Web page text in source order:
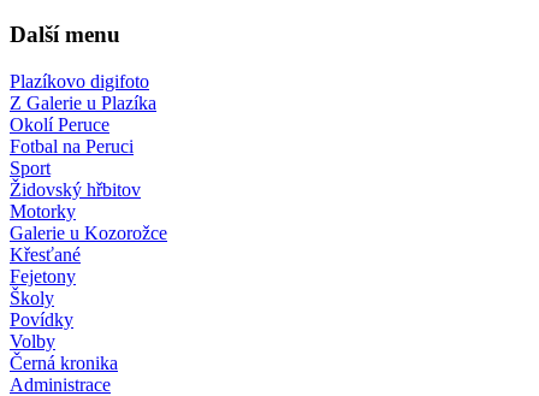
Další menu
Plazíkovo digifoto
Z Galerie u Plazíka
Okolí Peruce
Fotbal na Peruci
Sport
Židovský hřbitov
Motorky
Galerie u Kozorožce
Křesťané
Fejetony
Školy
Povídky
Volby
Černá kronika
Administrace